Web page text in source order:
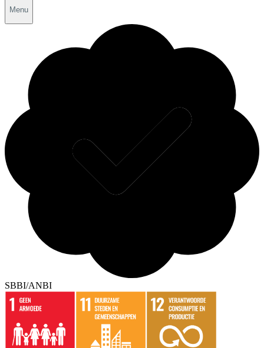
Menu
SBBI/ANBI